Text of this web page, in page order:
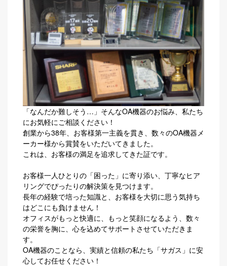
「なんだか難しそう…」そんなOA機器のお悩み、私たち
にお気軽にご相談ください！
創業から38年、お客様第一主義を貫き、数々のOA機器メ
ーカー様から賞賛をいただいてきました。
これは、お客様の満足を追求してきた証です。
お客様一人ひとりの「困った」に寄り添い、丁寧なヒア
リングでぴったりの解決策を見つけます。
長年の経験で培った知識と、お客様を大切に思う気持ち
はどこにも負けません！
オフィスがもっと快適に、もっと笑顔になるよう、数々
の栄誉を胸に、心を込めてサポートさせていただきま
す。
OA機器のことなら、実績と信頼の私たち「サガス」に安
心してお任せください！